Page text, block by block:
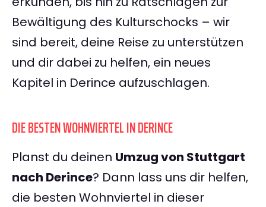
Bewältigung des Kulturschocks – wir
sind bereit, deine Reise zu unterstützen
und dir dabei zu helfen, ein neues
Kapitel in Derince aufzuschlagen.
DIE BESTEN WOHNVIERTEL IN DERINCE
Planst du deinen Umzug von Stuttgart
nach Derince? Dann lass uns dir helfen,
die besten Wohnviertel in dieser